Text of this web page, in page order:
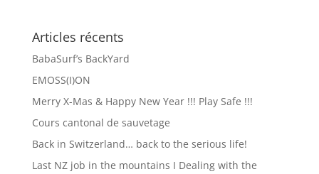
Articles récents
BabaSurf’s BackYard
EMOSS(I)ON
Merry X-Mas & Happy New Year !!! Play Safe !!!
Cours cantonal de sauvetage
Back in Switzerland… back to the serious life!
Last NZ job in the mountains I Dealing with the